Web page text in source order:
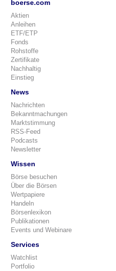
boerse.com
Aktien
Anleihen
ETF/ETP
Fonds
Rohstoffe
Zertifikate
Nachhaltig
Einstieg
News
Nachrichten
Bekanntmachungen
Marktstimmung
RSS-Feed
Podcasts
Newsletter
Wissen
Börse besuchen
Über die Börsen
Wertpapiere
Handeln
Börsenlexikon
Publikationen
Events und Webinare
Services
Watchlist
Portfolio